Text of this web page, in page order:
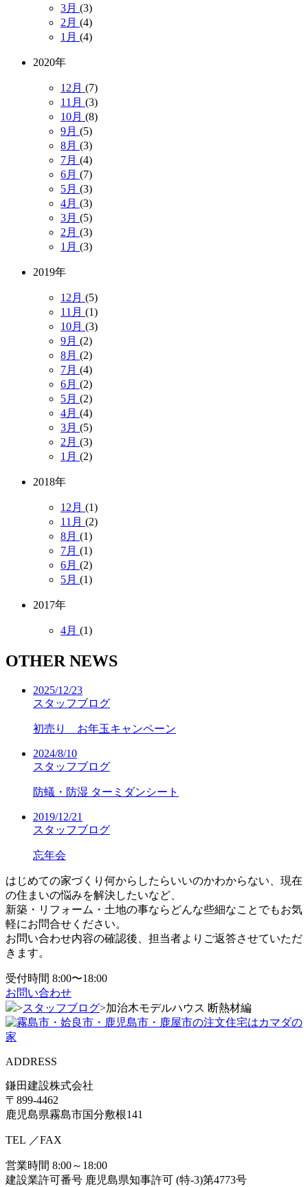
3月 (3)
2月 (4)
1月 (4)
2020年
12月 (7)
11月 (3)
10月 (8)
9月 (5)
8月 (3)
7月 (4)
6月 (7)
5月 (3)
4月 (3)
3月 (5)
2月 (3)
1月 (3)
2019年
12月 (5)
11月 (1)
10月 (3)
9月 (2)
8月 (2)
7月 (4)
6月 (2)
5月 (2)
4月 (4)
3月 (5)
2月 (3)
1月 (2)
2018年
12月 (1)
11月 (2)
8月 (1)
7月 (1)
6月 (2)
5月 (1)
2017年
4月 (1)
OTHER NEWS
2025/12/23
スタッフブログ
初売り お年玉キャンペーン
2024/8/10
スタッフブログ
防蟻・防湿 ターミダンシート
2019/12/21
スタッフブログ
忘年会
はじめての家づくり何からしたらいいのかわからない、現在
の住まいの悩みを解決したいなど、
新築・リフォーム・土地の事ならどんな些細なことでもお気
軽にお問合せください。
お問い合わせ内容の確認後、担当者よりご返答させていただ
きます。
受付時間 8:00〜18:00
お問い合わせ
>スタッフブログ>加治木モデルハウス 断熱材編
ADDRESS
鎌田建設株式会社
〒899-4462
鹿児島県霧島市国分敷根141
TEL ／FAX
営業時間 8:00～18:00
建設業許可番号 鹿児島県知事許可 (特-3)第4773号